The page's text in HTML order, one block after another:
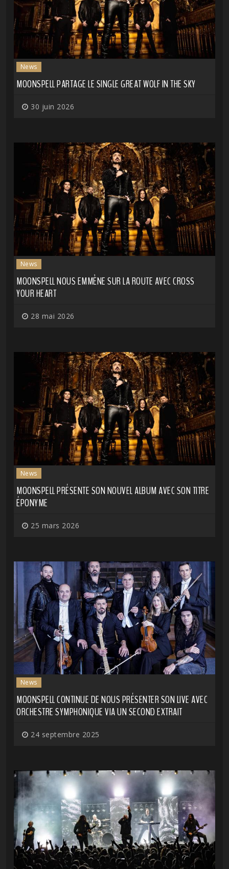
News
MOONSPELL PARTAGE LE SINGLE GREAT WOLF IN THE SKY
30 juin 2026
News
MOONSPELL NOUS EMMÈNE SUR LA ROUTE AVEC CROSS
YOUR HEART
28 mai 2026
News
MOONSPELL PRÉSENTE SON NOUVEL ALBUM AVEC SON TITRE
ÉPONYME
25 mars 2026
News
MOONSPELL CONTINUE DE NOUS PRÉSENTER SON LIVE AVEC
ORCHESTRE SYMPHONIQUE VIA UN SECOND EXTRAIT
24 septembre 2025